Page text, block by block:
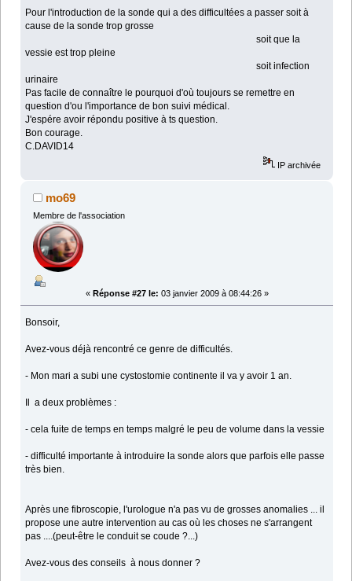
Pour l'introduction de la sonde qui a des difficultées a passer soit à
cause de la sonde trop grosse
soit que la
vessie est trop pleine
soit infection
urinaire
Pas facile de connaître le pourquoi d'où toujours se remettre en
question d'ou l'importance de bon suivi médical.
J'espére avoir répondu positive à ts question.
Bon courage.
C.DAVID14
IP archivée
mo69
Membre de l'association
« Réponse #27 le: 03 janvier 2009 à 08:44:26 »
Bonsoir,
Avez-vous déjà rencontré ce genre de difficultés.
- Mon mari a subi une cystostomie continente il va y avoir 1 an.
Il a deux problèmes :
- cela fuite de temps en temps malgré le peu de volume dans la vessie
- difficulté importante à introduire la sonde alors que parfois elle passe
très bien.
Après une fibroscopie, l'urologue n'a pas vu de grosses anomalies ... il
propose une autre intervention au cas où les choses ne s'arrangent
pas ....(peut-être le conduit se coude ?...)
Avez-vous des conseils à nous donner ?